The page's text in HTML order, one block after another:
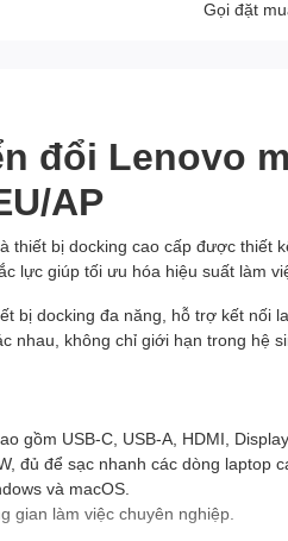
Gọi đặt
đổi Lenovo
AP
thiết bị docking cao cấp được
lực giúp tối ưu hóa hiệu suất làm
bị docking đa năng, hỗ trợ kết
nhau, không chỉ giới hạn trong hệ
gồm USB-C, USB-A, HDMI,
đủ để sạc nhanh các dòng laptop
và macOS.
gian làm việc chuyên nghiệp.